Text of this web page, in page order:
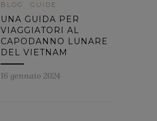
BLOG GUIDE
UNA GUIDA PER
VIAGGIATORI AL
CAPODANNO LUNARE
DEL VIETNAM
16 gennaio 2024